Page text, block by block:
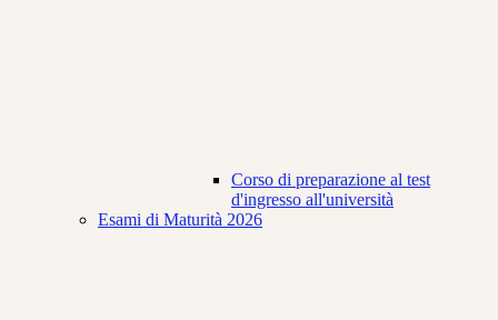
Corso di preparazione al test
d'ingresso all'università
Esami di Maturità 2026